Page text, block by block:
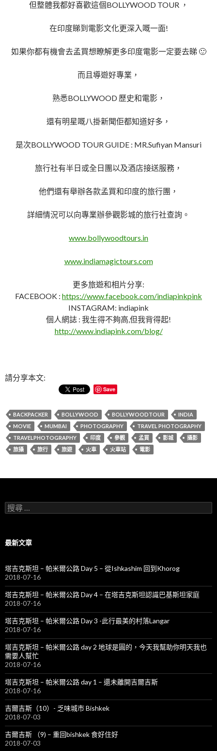
但整體我都好喜歡這個BOLLYWOOD TOUR ，
在印度睇到電影文化更深入嘅一面!
如果你都有機會去孟買想瞭解更多印度電影一定要去睇 🙂
而且導遊好專業，
熟悉BOLLYWOOD 歷史和電影，
還有明星嘅八掛新聞佢都知道好多，
是次BOLLYWOOD TOUR GUIDE : MR.Sufiyan Mansuri
旅行社有半日或全日團以及酒店接送服務，
他們還有舉辦各款孟買和印度的旅行團，
詳細情況可以向專業辦參觀影城的旅行社查詢。
www.bollywoodtours.in
www.indiamagictours.com
更多旅遊和相片分享:
FACEBOOK : https://www.facebook.com/indiapinkpink
INSTAGRAM: indiapink
個人網誌 : 我生得不夠高,但我背得起!
http://www.indiapink.com/blog/
請分享本文:
Save
BACKPACKER BOLLYWOOD BOLLYWOODTOUR
INDIA
MOVIE
MUMBAI PHOTOGRAPHY
TRAVEL PHOTOGRAPHY
TRAVELPHOTOGRAPHY
印度 參觀 孟買 影城
攝影
旅攝
旅行 旅遊 火車 火車站 電影
搜
尋
：
最新文章
塔吉克斯坦 – 帕米爾公路 Day 5 – 從Ishkashim 回到Khorog
2018-07-16
塔吉克斯坦 – 帕米爾公路 Day 4 – 在塔吉克斯坦認識巴基斯坦家庭
2018-07-16
塔吉克斯坦 – 帕米爾公路 Day 3 -此行最美的村落Langar
2018-07-16
塔吉克斯坦 – 帕米爾公路 day 2 地球是圓的，今天我幫助你明天我也
需要人幫忙
2018-07-16
塔吉克斯坦 – 帕米爾公路 day 1 – 還未離開吉爾吉斯
2018-07-16
吉爾吉斯（10）- 乏味城市 Bishkek
2018-07-03
吉爾吉斯 （9) – 重回bishkek 食好住好
2018-07-03